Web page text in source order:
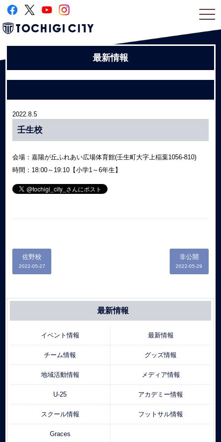
最新情報
2022.8.5
壬生校
会場：嘉陽が丘ふれあい広場体育館(壬生町大字上稲葉1056-810)
時間：18:00～19:10【小学1～6年生】
佐野校
2022-05-27
非公開
2022-05-29
最新情報
イベント情報 最新情報
チーム情報 グッズ情報
地域活動情報 メディア情報
U-25 アカデミー情報
スクール情報 フットサル情報
Graces